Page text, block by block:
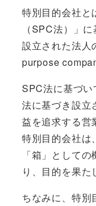
特別目的会社と
（SPC法）」に
設立された法人
purpose
SPC法に基づい
法に基づき設立
益を追求する営
特別目的会社は
「箱」として
り、 目的を果た
ちなみに、特別